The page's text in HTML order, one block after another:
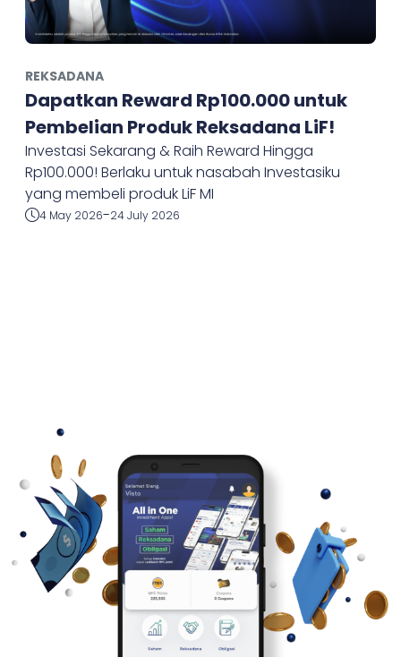
REKSADANA
Dapatkan Reward Rp100.000 untuk
Pembelian Produk Reksadana LiF!
Investasi Sekarang & Raih Reward Hingga
Rp100.000! Berlaku untuk nasabah Investasiku
yang membeli produk LiF MI
4 May 2026-24 July 2026